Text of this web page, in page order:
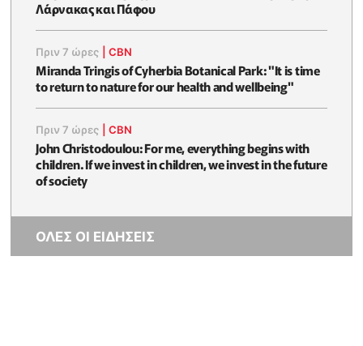
Λάρνακας και Πάφου
Πριν 7 ώρες |CBN
Miranda Tringis of Cyherbia Botanical Park: "It is time
to return to nature for our health and wellbeing"
Πριν 7 ώρες |CBN
John Christodoulou: For me, everything begins with
children. If we invest in children, we invest in the future
of society
ΟΛΕΣ ΟΙ ΕΙΔΗΣΕΙΣ